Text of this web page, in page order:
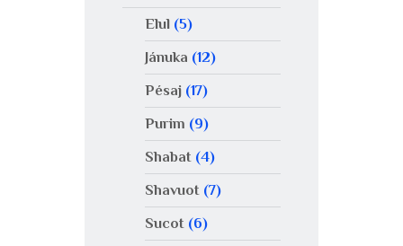
Elul(5)
Jánuka (12)
Pésaj(17)
Purim (9)
Shabat (4)
Shavuot (7)
Sucot (6)